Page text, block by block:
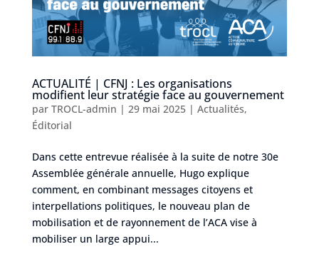
ACTUALITÉ | CFNJ : Les organisations
modifient leur stratégie face au gouvernement
par TROCL-admin | 29 mai 2025| Actualités,
Éditorial
Dans cette entrevue réalisée à la suite de notre 30e
Assemblée générale annuelle, Hugo explique
comment, en combinant messages citoyens et
interpellations politiques, le nouveau plan de
mobilisation et de rayonnement de l’ACA vise à
mobiliser un large appui...